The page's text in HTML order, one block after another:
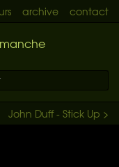
archive contact
John Duff - Stick Up >